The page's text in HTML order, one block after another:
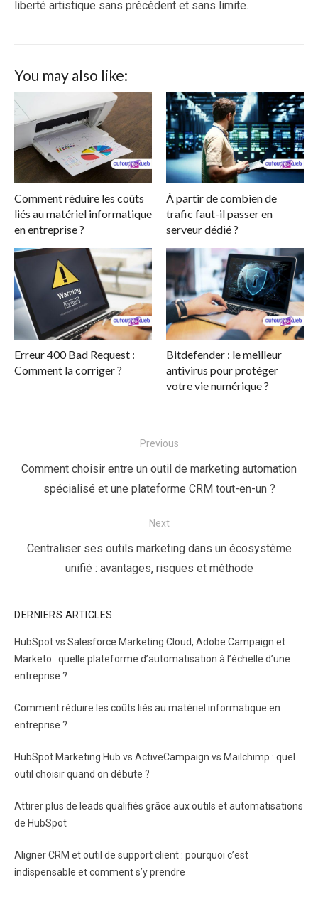
liberté artistique sans précédent et sans limite.
You may also like:
Comment réduire les coûts
liés au matériel informatique
en entreprise ?
À partir de combien de
trafic faut-il passer en
serveur dédié ?
Erreur 400 Bad Request :
Comment la corriger ?
Bitdefender : le meilleur
antivirus pour protéger
votre vie numérique ?
de
l’article
Previous
Previous
post:
Comment choisir entre un outil de marketing automation
spécialisé et une plateforme CRM tout-en-un ?
Next
Next
Centraliser ses outils marketing dans un écosystème
unifié : avantages, risques et méthode
DERNIERS ARTICLES
HubSpot vs Salesforce Marketing Cloud, Adobe Campaign et
Marketo : quelle plateforme d’automatisation à l’échelle d’une
entreprise ?
Comment réduire les coûts liés au matériel informatique en
entreprise ?
HubSpot Marketing Hub vs ActiveCampaign vs Mailchimp : quel
outil choisir quand on débute ?
Attirer plus de leads qualifiés grâce aux outils et automatisations
de HubSpot
Aligner CRM et outil de support client : pourquoi c’est
indispensable et comment s’y prendre